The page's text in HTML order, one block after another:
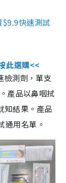
快速測試
此選購<<
檢測劑，單支
產品以鼻咽拭
知結果。產品
通用名單。